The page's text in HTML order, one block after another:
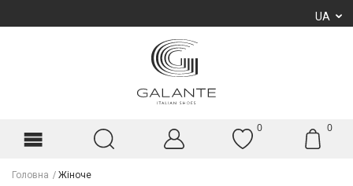
UA
0 0
Головна Жіноче